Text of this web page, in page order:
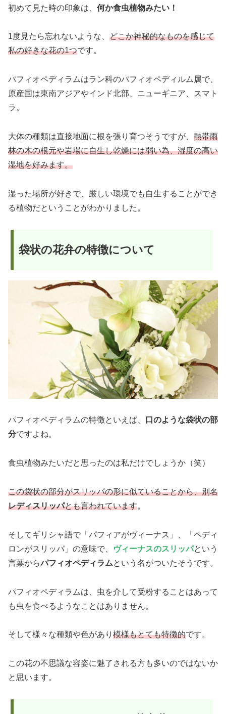
初めて見た時の印象は、 何か食虫植物みたい！
1度見たら忘れないような、 どこか神秘的なものを感じて
私の好きな花の1つです。
パフィオペディラムはラン科のパフィオペディルム属で、
原産国は東南アジアやインド北部、ニューギニア、スマト
ラ。
大体の種類は直接地面に根を張り育つそうですが、 熱帯雨
林の木の根元や岩場に自生し乾燥には弱い為、湿度の高い
湿地を好みます。
湿った場所が好きで、厳しい環境でも自生することができ
る植物だということがわかりました。
袋状の花弁の特徴について
パフィオペディラムの特徴といえば、
口のような袋状の部
分ですよね。
食虫植物みたいだと思ったのは私だけでしょうか（笑）
この袋状の部分がスリッパの形に似ていることから、別名
レディスリッパとも言われています。
そしてギリシャ語で「パフィアがヴィーナス」、「ペディ
ロンがスリッパ」の意味で、
ヴィーナスのスリッパという
言葉からパフィオペディラムという名がついたそうです。
パフィオペディラムは、虫を介して受粉することはあって
も虫を食べるようなことはありません。
そして様々な種類や色があり 模様もとても特徴的です。
この花の不思議な容姿に魅了される方も多いのではないか
と思います。